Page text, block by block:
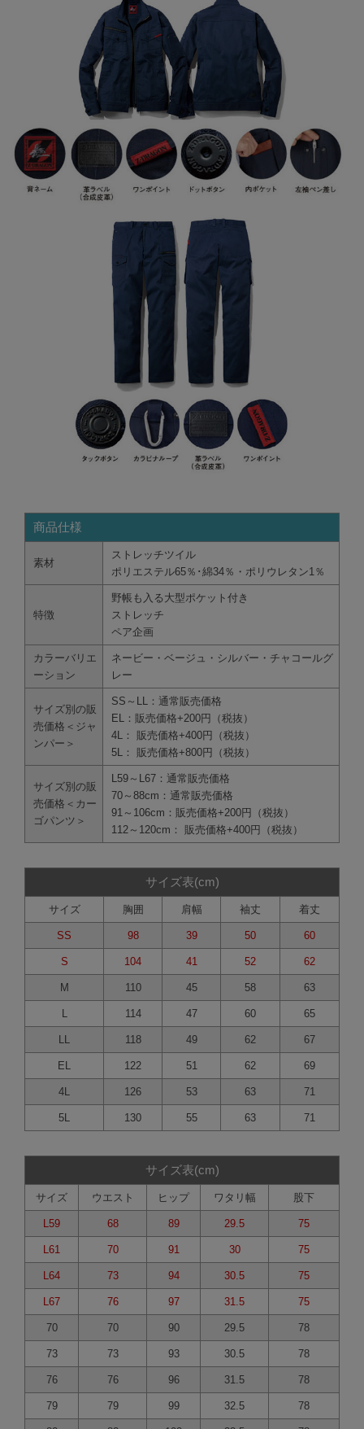
商品仕様
素材
ストレッチツイル
ポリエステル65％･綿34％・ポリウレタン1％
特徴
野帳も入る大型ポケット付き
ストレッチ
ペア企画
カラーバリエ
ーション
ネービー・ベージュ・シルバー・チャコールグ
レー
サイズ別の販
売価格＜ジャ
ンパー＞
SS～LL：通常販売価格
EL：販売価格+200円（税抜）
4L： 販売価格+400円（税抜）
5L： 販売価格+800円（税抜）
サイズ別の販
売価格＜カー
ゴパンツ＞
L59～L67：通常販売価格
70～88cm：通常販売価格
91～106cm：販売価格+200円（税抜）
112～120cm： 販売価格+400円（税抜）
サイズ表(cm)
サイズ 胸囲 肩幅 袖丈 着丈
SS 98 39 50 60
S 104 41 52 62
M 110 45 58 63
L 114 47 60 65
LL 118 49 62 67
EL 122 51 62 69
4L 126 53 63 71
5L 130 55 63 71
サイズ表(cm)
サイズ ウエスト ヒップ ワタリ幅 股下
L59 68 89 29.5 75
L61 70 91 30 75
L64 73 94 30.5 75
L67 76 97 31.5 75
70 70 90 29.5 78
73 73 93 30.5 78
76 76 96 31.5 78
79 79 99 32.5 78